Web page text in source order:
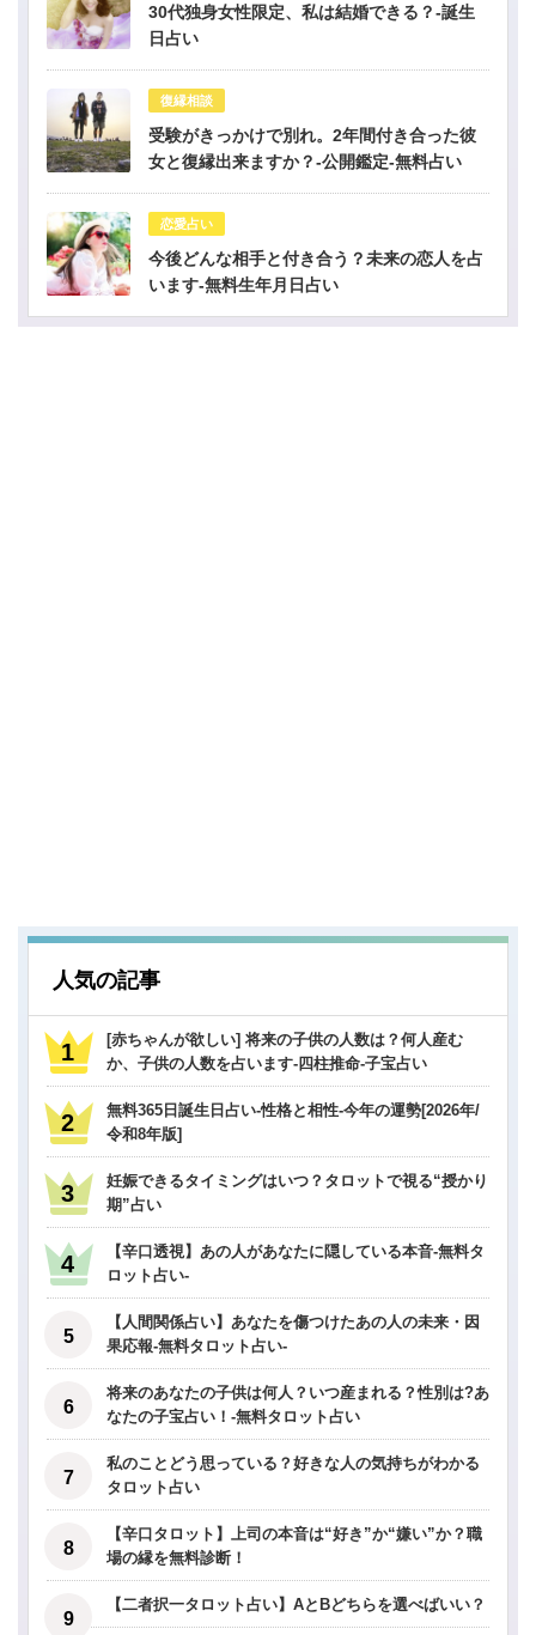
30代独身女性限定、私は結婚できる？-誕生
日占い
復縁相談
受験がきっかけで別れ。2年間付き合った彼
女と復縁出来ますか？-公開鑑定-無料占い
恋愛占い
今後どんな相手と付き合う？未来の恋人を占
います-無料生年月日占い
人気の記事
[赤ちゃんが欲しい] 将来の子供の人数は？何人産む
か、子供の人数を占います-四柱推命-子宝占い
無料365日誕生日占い-性格と相性-今年の運勢[2026年/
令和8年版]
妊娠できるタイミングはいつ？タロットで視る“授かり
期”占い
【辛口透視】あの人があなたに隠している本音-無料タ
ロット占い-
【人間関係占い】あなたを傷つけたあの人の未来・因
果応報-無料タロット占い-
将来のあなたの子供は何人？いつ産まれる？性別は?あ
なたの子宝占い！-無料タロット占い
私のことどう思っている？好きな人の気持ちがわかる
タロット占い
【辛口タロット】上司の本音は“好き”か“嫌い”か？職
場の縁を無料診断！
【二者択一タロット占い】AとBどちらを選べばいい？